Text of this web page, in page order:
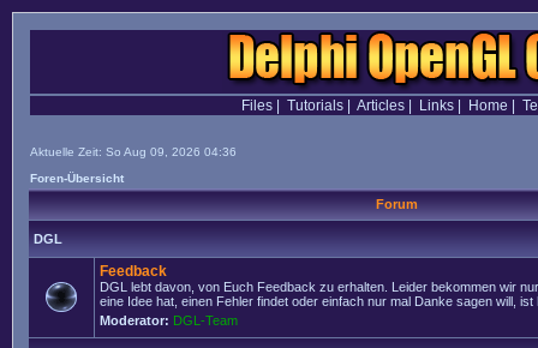
Files| Tutorials| Articles| Links| Home
Aktuelle Zeit: So Aug 09, 2026 04:36
Foren-Übersicht
Forum
DGL
Feedback
DGL lebt davon, von Euch Feedback zu erhalten. Leider bekommen wir
eine Idee hat, einen Fehler findet oder einfach nur mal Danke sagen will, ist
Moderator: DGL-Team